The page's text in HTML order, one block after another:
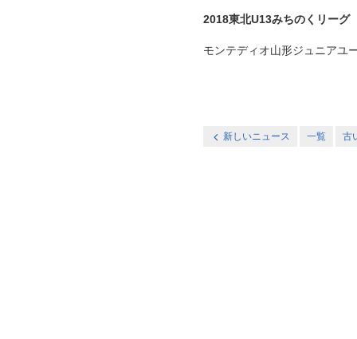
2018東北U13みちのくリーグ
モンテディオ山形ジュニアユ
新しいニュース 一覧 古